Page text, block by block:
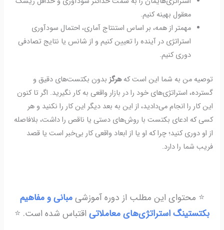
معقول بهینه کنیم.
مهمتر از همه، بر اساس استنتاج آماری، احتمال سودآوری
استراتژی در آینده را تعیین کنیم و از شانس یا نتایج تصادفی
دوری کنیم.
توصیه من به شما این است کههرگز بدون بکتست‌های دقیق و
گسترده، استراتژی‌های خود را در بازار واقعی به کار نگیرید. اگر تا کنون
این کار را انجام می‌دادید، از این به بعد دیگر این کار را نکنید و هر
کسی که ادعای بکتست با روش‌های دستی یا ناقص را داشت، بلافاصله
از او دوری کنید؛ چرا که او یا از ابعاد واقعی کار بی‌خبر است یا قصد
فریب شما را دارد.
⭐️ محتوای این مطلب از دوره آموزشیمبانی و مفاهیم
بکتستینگ استراتژی‌های معاملاتی اقتباس شده است. ⭐️